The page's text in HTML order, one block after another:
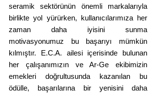
seramik sektörünün önemli markalarıyla
birlikte yol yürürken, kullanıcılarımıza her
zaman daha iyisini sunma
motivasyonumuz bu başarıyı mümkün
kılmıştır. E.C.A. ailesi içerisinde bulunan
her çalışanımızın ve Ar-Ge ekibimizin
emekleri doğrultusunda kazanılan bu
ödülle, başarılarına bir yenisini daha